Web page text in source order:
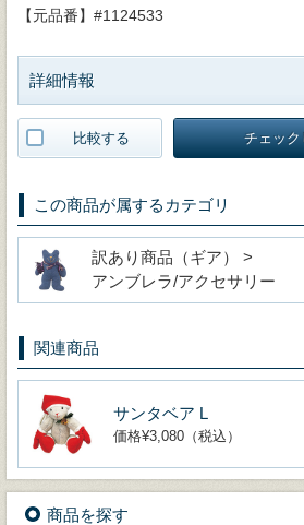
【元品番】#1124533
詳細情報
比較する チェック
この商品が属するカテゴリ
訳あり商品（ギア） >
アンブレラ/アクセサリー
関連商品
サンタベア L
価格¥3,080（税込）
商品を探す